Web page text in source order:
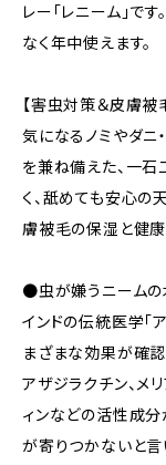
レー「レニーム」で
なく年中使えます。
【害虫対策＆皮膚被
気になるノミやダニ
を兼ね備えた、一石
く、舐めても安心の
膚被毛の保湿と健康
●虫が嫌うニームの
インドの伝統医学「
まざまな効果が確認
アザジラクチン、メ
ィンなどの活性成分
が寄りつかないと言